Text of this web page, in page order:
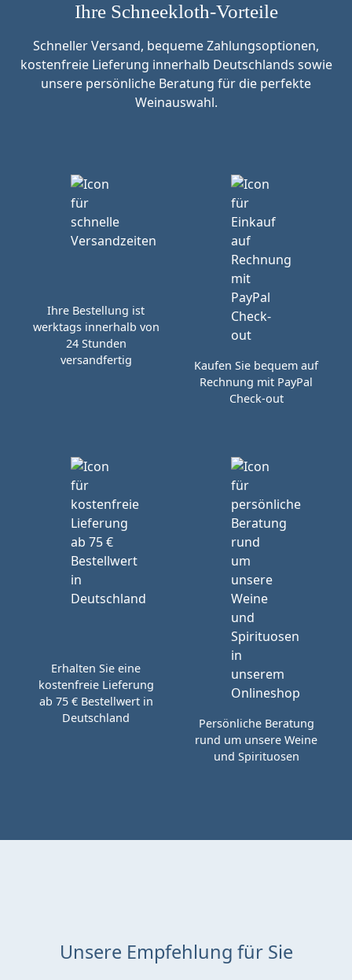
Ihre Schneekloth-Vorteile
Schneller Versand, bequeme Zahlungsoptionen,
kostenfreie Lieferung innerhalb Deutschlands sowie
unsere persönliche Beratung für die perfekte
Weinauswahl.
Ihre Bestellung ist
werktags innerhalb von
24 Stunden
versandfertig
Kaufen Sie bequem auf
Rechnung mit PayPal
Check-out
Erhalten Sie eine
kostenfreie Lieferung
ab 75 € Bestellwert in
Deutschland
Persönliche Beratung
rund um unsere Weine
und Spirituosen
Unsere Empfehlung für Sie